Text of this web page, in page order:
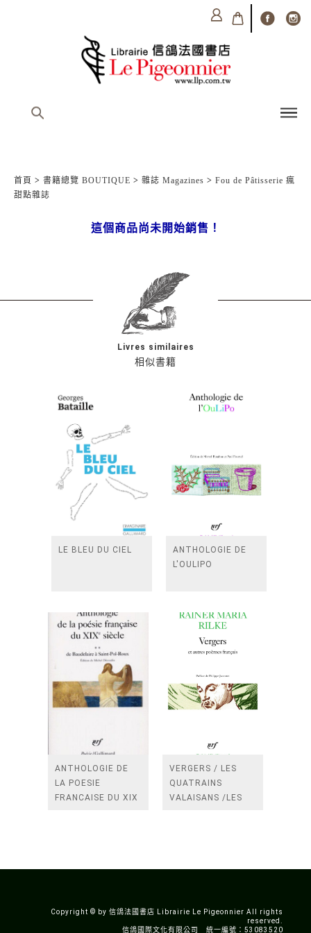
首頁 > 書籍總覽 BOUTIQUE > 雜誌 Magazines > Fou de Pâtisserie 瘋
甜點雜誌
這個商品尚未開始銷售！
相似書籍
Livres similaires
LE BLEU DU CIEL
ANTHOLOGIE DE
L'OULIPO
ANTHOLOGIE DE
LA POESIE
FRANCAISE DU XIX
VERGERS / LES
QUATRAINS
VALAISANS /LES
Copyright © by 信鴿法國書店 Librairie Le Pigeonnier All rights
reserved.
信鴿國際文化有限公司 統一編號：53083520